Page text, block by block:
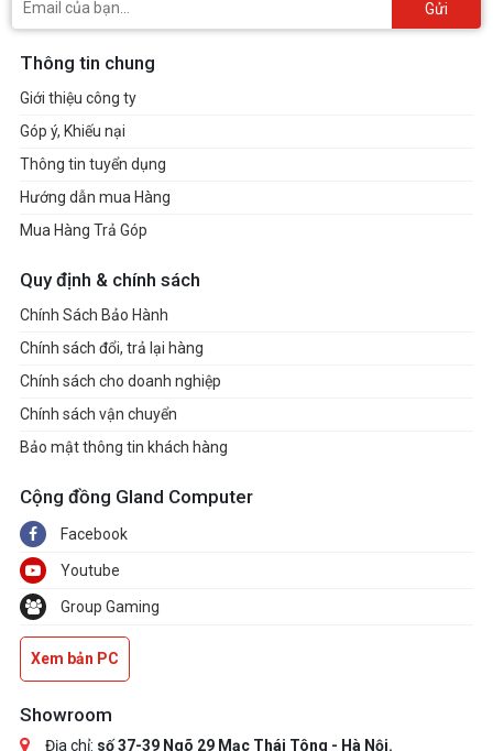
Gửi
Thông tin chung
Giới thiệu công ty
Góp ý, Khiếu nại
Thông tin tuyển dụng
Hướng dẫn mua Hàng
Mua Hàng Trả Góp
Quy định & chính sách
Chính Sách Bảo Hành
Chính sách đổi, trả lại hàng
Chính sách cho doanh nghiệp
Chính sách vận chuyển
Bảo mật thông tin khách hàng
Cộng đồng Gland Computer
Facebook
Youtube
Group Gaming
Xem bản PC
Showroom
Địa chỉ: số 37-39 Ngõ 29 Mạc Thái Tông - Hà Nội.